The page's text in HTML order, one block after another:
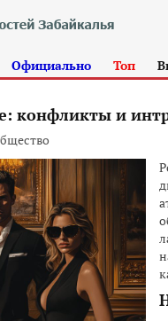
Официально Топ
конфликты и